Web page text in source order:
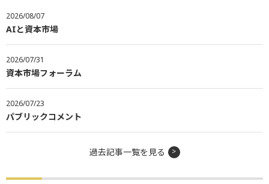
2026/08/07
AIと資本市場
2026/07/31
資本市場フォーラム
2026/07/23
パブリックコメント
過去記事一覧を見る